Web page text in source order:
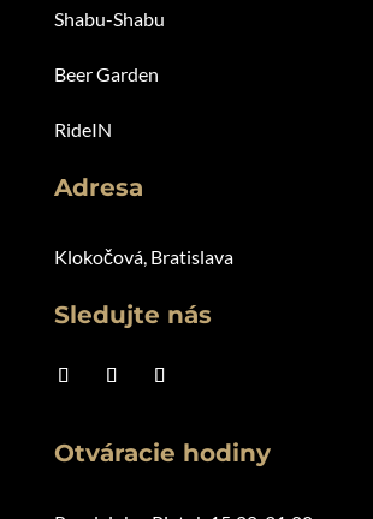
Shabu-Shabu
Beer Garden
RideIN
Adresa
Klokočová, Bratislava
Sledujte nás
Otváracie hodiny